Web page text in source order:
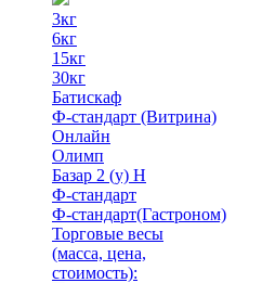
3кг
6кг
15кг
30кг
Батискаф
Ф-стандарт (Витрина)
Онлайн
Олимп
Базар 2 (у) Н
Ф-стандарт
Ф-стандарт(Гастроном)
Торговые весы
(масса, цена,
стоимость):